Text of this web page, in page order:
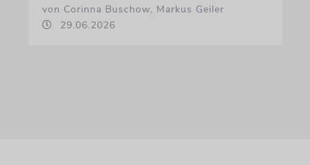
von Corinna Buschow, Markus Geiler
29.06.2026